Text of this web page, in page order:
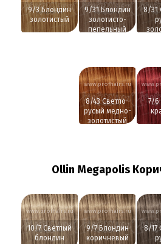
9/3 Блондин
золотистый
9/31 Блондин
золотисто-
пепельный
8/31
www.profhairs.ru
8/43 Светло-
русый медно-
золотистый
7/6
Ollin Megapolis
www.profhairs.ru
10/7 Светлый
блондин
www.profhairs.ru
9/7 Блондин
коричневый
8/17